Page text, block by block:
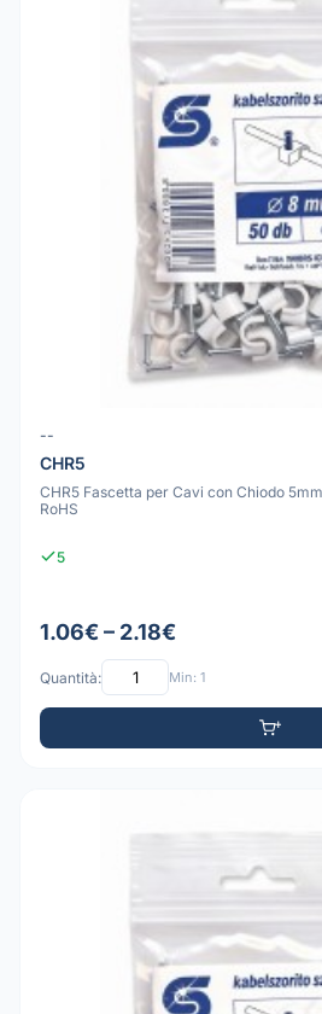
--
CHR5
CHR5 Fascetta per Cavi con Chiodo
RoHS
5
1.06€ – 2.18€
Quantità: Min: 1